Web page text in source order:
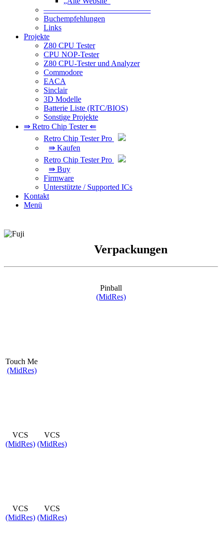
—————————————–
Buchempfehlungen
Links
Projekte
Z80 CPU Tester
CPU NOP-Tester
Z80 CPU-Tester und Analyzer
Commodore
EACA
Sinclair
3D Modelle
Batterie Liste (RTC/BIOS)
Sonstige Projekte
⇛ Retro Chip Tester ⇚
Retro Chip Tester Pro
⇛ Kaufen
Retro Chip Tester Pro
⇛ Buy
Firmware
Unterstützte / Supported ICs
Kontakt
Menü
Verpackungen
Pinball
(MidRes)
Touch Me
(MidRes)
VCS
(MidRes)
VCS
(MidRes)
VCS
(MidRes)
VCS
(MidRes)